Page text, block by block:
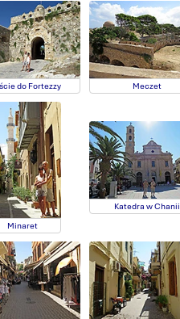
do Fortezzy Meczet
Minaret
Katedra w Chanii